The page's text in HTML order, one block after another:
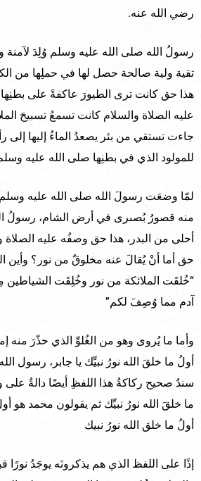
رضي الله عنه.
رسولُ الله صلى الله عليه وسلم وُلِدَ لآمنة
تقية ولية صالحة حصل لها في حملِها من
هذا حق كانت ترى الطيورَ عاكفةً على بطنِها
عليه الصلاة والسلام كانت تسمعُ تسبيحَ
جاءت تستقي من بئر يصعدُ الماءُ إليها إلى
للمولود الذي في بطنِها صلى الله عليه
لمّا وضعَت رسولَ الله صلى الله عليه
منه قصورُ بُصىرى في أرض الشام، رسولُ
أحلى من البدر، هذا حق وصفُه عليه الصلاة
حق أما أنْ يُقالَ عنه مخلوقٌ من نور؟ وأين
“خُلقَت الملائكة من نور وخُلِقَت
آدم مما وُصِفَ لكم”
وأما ما يُروى وهو من الغُلوِّ الذي حذّرَ منه
أولُ ما خلقَ الله نورُ نبيِّك يا جابر، رسول
سندٌ صحيح ركاكةُ هذا اللفظِ أيضًا دالةٌ على
ما خلقَ الله نورُ نبيِّك ثم يقولون محمد هو
أولُ ما خلق الله نورُ نبيك
إذًا على اللفظ الذي هم يذكرونَه يوجَدُ نورًا